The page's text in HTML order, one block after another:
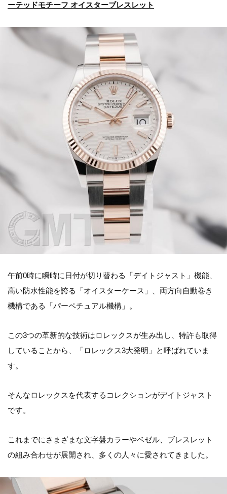
ーテッドモチーフ オイスターブレスレット
午前0時に瞬時に日付が切り替わる「デイトジャスト」機能、
高い防水性能を誇る「オイスターケース」、両方向自動巻き
機構である「パーペチュアル機構」。
この3つの革新的な技術はロレックスが生み出し、特許も取得
していることから、「ロレックス3大発明」と呼ばれていま
す。
そんなロレックスを代表するコレクションがデイトジャスト
です。
これまでにさまざまな文字盤カラーやベゼル、ブレスレット
の組み合わせが展開され、多くの人々に愛されてきました。